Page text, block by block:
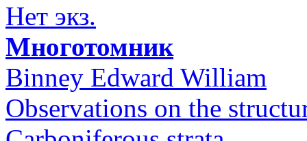
Нет экз.
Многотомник
Binney Edward William
Observations on the